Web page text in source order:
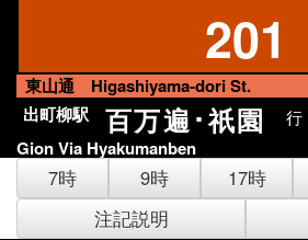
201
東山通 Higashiyama-dori St.
出町柳駅
百万遍･祇園 行
Gion Via Hyakumanben
7時 9時 17時
注記説明